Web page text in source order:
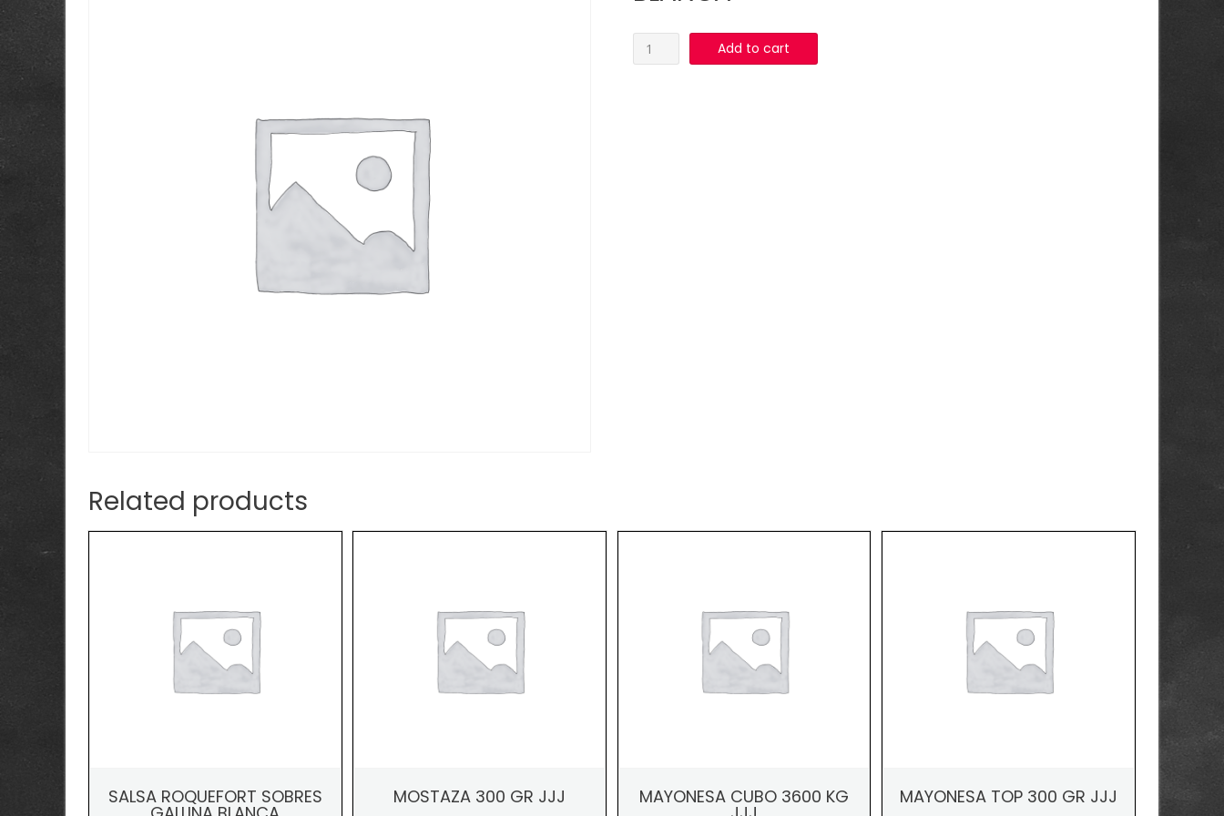
SALSA
PIM
Add to cart
Related products
SALSA ROQUEFORT SOBRES MOSTAZA 300 GR JJJ MAYONESA CUBO 3600 KG MAYONESA TOP 300 GR JJJ